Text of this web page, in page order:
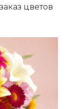
цветов